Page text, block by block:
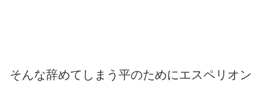
そんな辞めてしまう平のためにエスペリオン